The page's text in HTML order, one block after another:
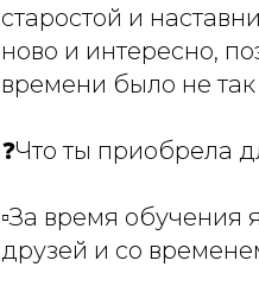
старостой и
ново и интересно,
времени было не так
❓Что ты приобрела
▫За время обучения
друзей и со